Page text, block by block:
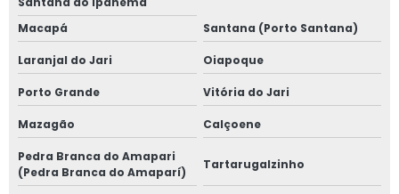
Macapá
Santana (Porto Santana)
Laranjal do Jari Oiapoque
Porto Grande Vitória do Jari
Mazagão Calçoene
Pedra Branca do Amapari
(Pedra Branca do Amaparí)
Tartarugalzinho